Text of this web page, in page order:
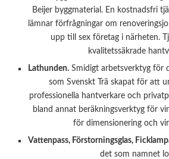
Beijer byggmaterial. En kostnadsfri
lämnar förfrågningar om
upp till sex företag i närheten.
kvalitetssäkrade
Lathunden.Smidigt arbetsverktyg för
som Svenskt Trä skapat för att
professionella hantverkare och
bland annat beräkningsverktyg för
för dimensionering och
Vattenpass, Förstorningsglas,
det som namnet